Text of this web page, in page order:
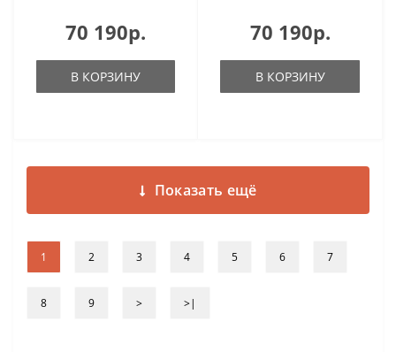
70 190р.
В КОРЗИНУ
70 190р.
В КОРЗИНУ
Показать ещё
1 2 3 4 5 6 7
8 9 > >|